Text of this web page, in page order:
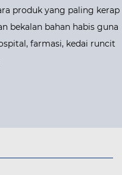
produk yang paling kerap
bekalan bahan habis guna
farmasi, kedai runcit